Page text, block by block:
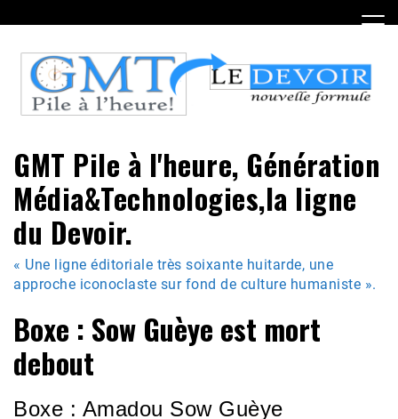
to
content
GMT Pile à l'heure, Génération
Média&Technologies,la ligne
du Devoir.
« Une ligne éditoriale très soixante huitarde, une
approche iconoclaste sur fond de culture humaniste ».
Boxe : Sow Guèye est mort
debout
Boxe : Amadou Sow Guèye